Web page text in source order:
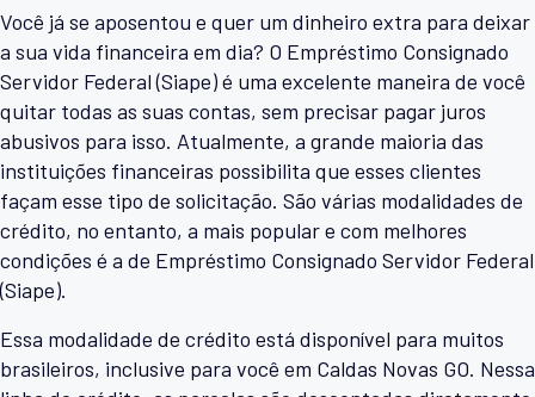
Você já se aposentou e quer um dinheiro extra para deixar
a sua vida financeira em dia? O Empréstimo Consignado
Servidor Federal (Siape) é uma excelente maneira de você
quitar todas as suas contas, sem precisar pagar juros
abusivos para isso. Atualmente, a grande maioria das
instituições financeiras possibilita que esses clientes
façam esse tipo de solicitação. São várias modalidades de
crédito, no entanto, a mais popular e com melhores
condições é a de Empréstimo Consignado Servidor Federal
(Siape).
Essa modalidade de crédito está disponível para muitos
brasileiros, inclusive para você em Caldas Novas GO. Nessa